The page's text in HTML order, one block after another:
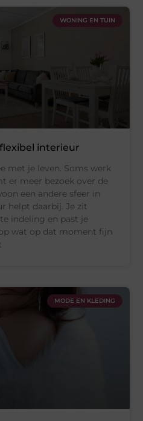
WONING EN TUIN
interieur
met je leven. Soms werk
er meer bezoek over de
een andere sfeer in
helpt daarbij. Je zit
indeling en past je
wat op dat moment fijn
MODE EN KLEDING